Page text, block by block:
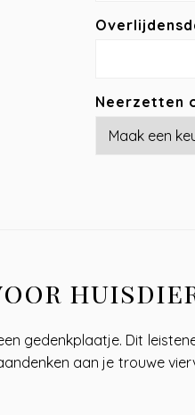
Neerzetten
gedenkplaatje. Dit
aan je trouwe